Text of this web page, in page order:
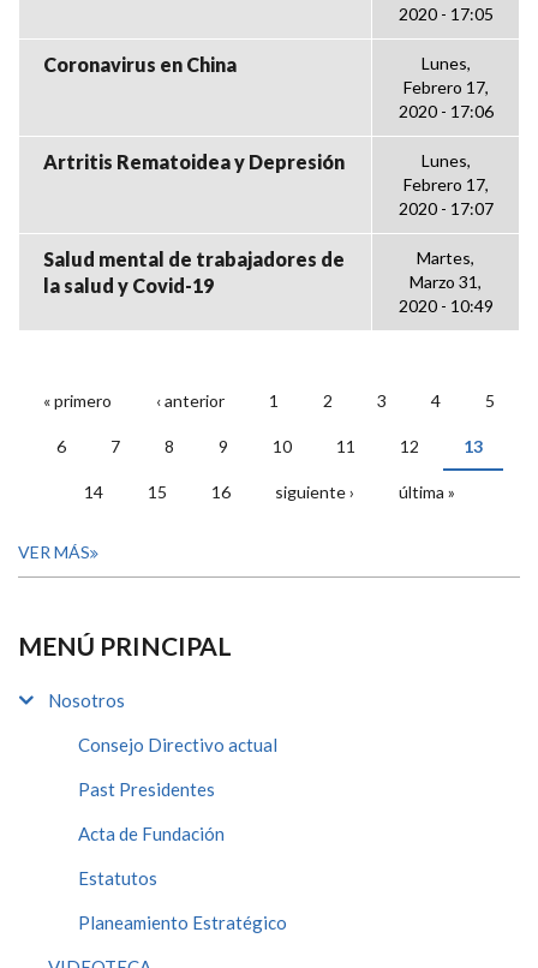
2020 - 17:05
Coronavirus en China
Lunes,
Febrero 17,
2020 - 17:06
Artritis Rematoidea y Depresión
Lunes,
Febrero 17,
2020 - 17:07
Salud mental de trabajadores de
la salud y Covid-19
Martes,
Marzo 31,
2020 - 10:49
PÁGINAS
« primero ‹ anterior 1 2 3 4 5
6 7 8 9 10 11 12 13
14 15 16 siguiente › última »
VER MÁS
MENÚ PRINCIPAL
Nosotros
Consejo Directivo actual
Past Presidentes
Acta de Fundación
Estatutos
Planeamiento Estratégico